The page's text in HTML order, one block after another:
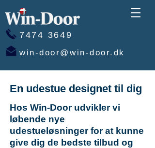
7474 3649
win-door@win-door.dk
En udestue designet til dig
Hos Win-Door udvikler vi
løbende nye
udestueløsninger for at kunne
give dig de bedste tilbud og